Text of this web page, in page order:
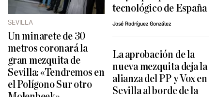
SEVILLA
Un minarete de 30
metros coronará la
gran mezquita de
Sevilla: «Tendremos en
el Polígono Sur otro
tecnológico de España
José Rodríguez González
La aprobación de la
nueva mezquita deja la
alianza del PP y Vox en
Sevilla al borde de la